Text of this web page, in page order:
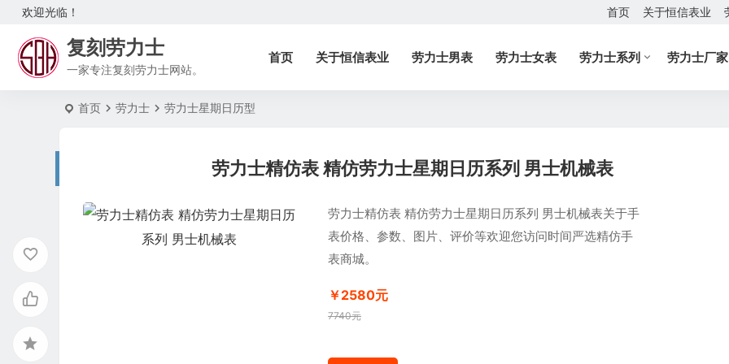
欢迎光临！ 首页 关于恒信表业
复刻劳力士
一家专注复刻劳力士网站。
首页 关于恒信表业 劳力士男表 劳力士女表 劳力士系列 劳力士厂家
首页 劳力士 劳力士星期日历型
劳力士精仿表 精仿劳力士星期日历系列 男士机械表
劳力士精仿表 精仿劳力士星期日历系列 男士机械表关于手
表价格、参数、图片、评价等欢迎您访问时间严选精仿手
表商城。
￥2580元
7740元